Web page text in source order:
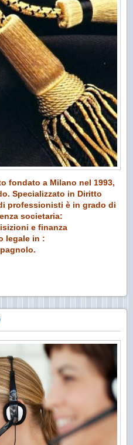
fondato a Milano nel 1993,
Specializzato in Diritto
professionisti è in grado di
societaria:
e finanza
legale in :